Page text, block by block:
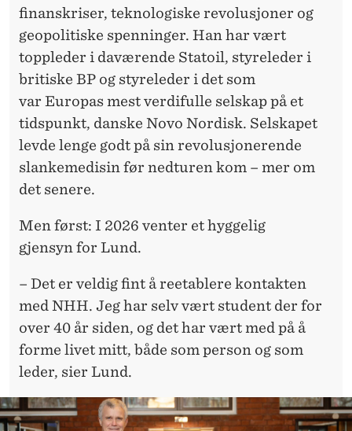
finanskriser, teknologiske revolusjoner og
geopolitiske spenninger. Han har vært
toppleder i daværende Statoil, styreleder i
britiske BP og styreleder i det som
var Europas mest verdifulle selskap på et
tidspunkt, danske Novo Nordisk. Selskapet
levde lenge godt på sin revolusjonerende
slankemedisin før nedturen kom – mer om
det senere.
Men først: I 2026 venter et hyggelig
gjensyn for Lund.
– Det er veldig fint å reetablere kontakten
med NHH. Jeg har selv vært student der for
over 40 år siden, og det har vært med på å
forme livet mitt, både som person og som
leder, sier Lund.